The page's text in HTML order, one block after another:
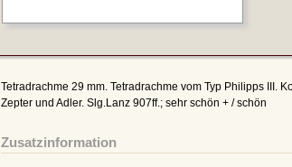
Tetradrachme 29 mm. Tetradrachme vom Typ Philipps III.
Zepter und Adler. Slg.Lanz 907ff.; sehr schön + / schön
Zusatzinformation